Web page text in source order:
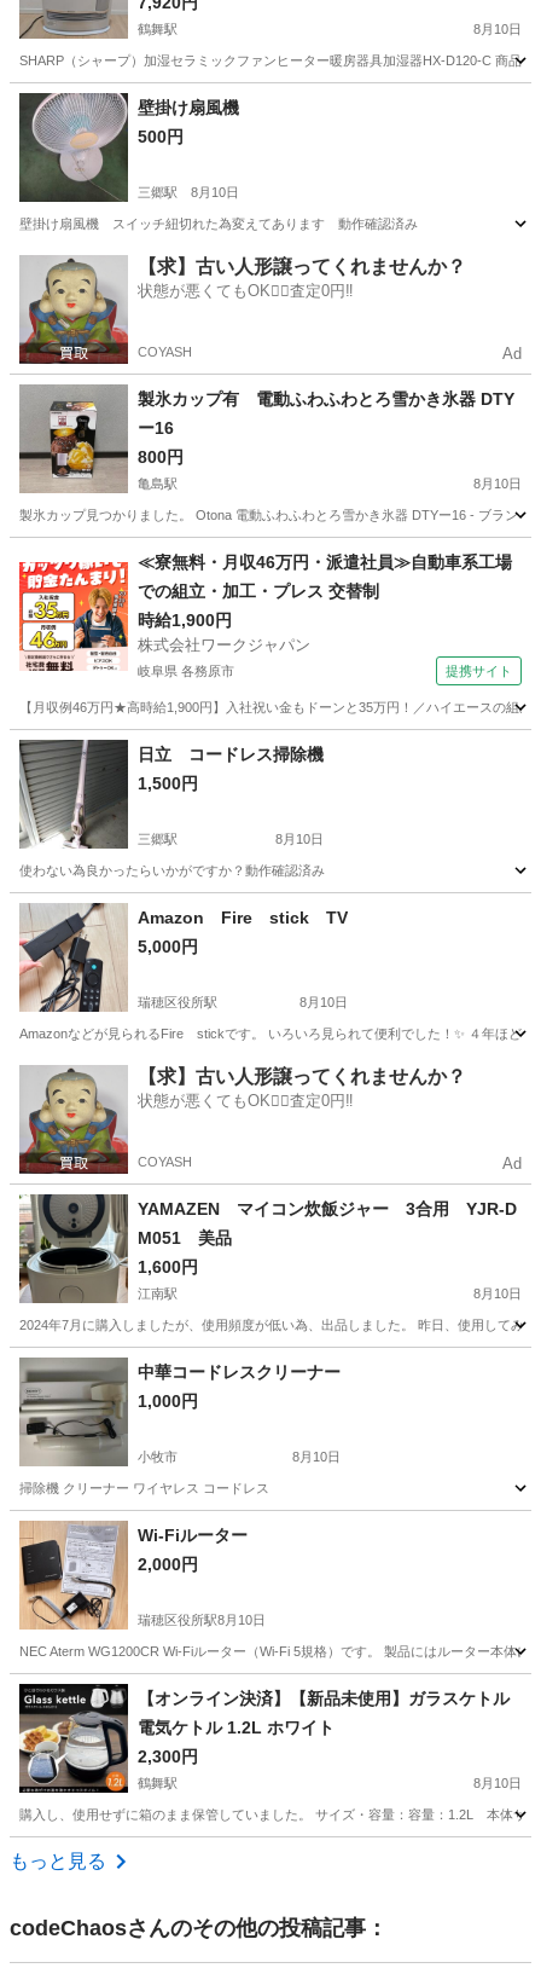
鶴舞駅 8月10日
SHARP（シャープ）加湿セラミックファンヒーター暖房器具加湿器HX-D120-C 商
愛知 名古屋市 鶴舞駅 季節、空調家電
セラミックファンヒーター
壁掛け扇風機
500円
三郷駅 8月10日
壁掛け扇風機 スイッチ紐切れた為変えてあります 動作確認済み
尾張旭市 三郷駅 季節、空調家電
【求】古い人形譲ってくれませんか？
状態が悪くてもOK🙆‍♀️査定0円‼️
COYASH Ad
製氷カップ有 電動ふわふわとろ雪かき氷器 DTY
ー16
800円
亀島駅 8月10日
製氷カップ見つかりました。 Otona 電動ふわふわとろ雪かき氷器 DTYー16 - ブラン
亀島駅 キッチン家電
≪寮無料・月収46万円・派遣社員≫自動車系工場
での組立・加工・プレス 交替制
時給1,900円
株式会社ワークジャパン
岐阜県 各務原市 提携サイト
【月収例46万円★高時給1,900円】入社祝い金もドーンと35万円！／ハイエースの組
岐阜 各務原市
日立 コードレス掃除機
1,500円
三郷駅 8月10日
使わない為良かったらいかがですか？動作確認済み
愛知 尾張旭市 Amazon Fire stick TV
5,000円
瑞穂区役所駅 8月10日
Amazonなどが見られるFire stickです。 いろいろ見られて便利でした！✨ ４年ほど
名古屋市 瑞穂区役所駅 テレビ
【求】古い人形譲ってくれませんか？
状態が悪くてもOK🙆‍♀️査定0円‼️
COYASH Ad
YAMAZEN マイコン炊飯ジャー 3合用 YJR-D
M051 美品
1,600円
江南駅 8月10日
2024年7月に購入しましたが、使用頻度が低い為、出品しました。 昨日、使用してみ
愛知 江南市 江南駅 生活家電 炊飯ジャー
中華コードレスクリーナー
1,000円
小牧市 8月10日
掃除機 クリーナー ワイヤレス コードレス
愛知 小牧市
Wi-Fiルーター
2,000円
瑞穂区役所駅8月10日
NEC Aterm WG1200CR Wi-Fiルーター（Wi-Fi 5規格）です。 製品にはルーター本体
愛知 名古屋市 瑞穂区役所駅 生活家電
【オンライン決済】【新品未使用】ガラスケトル
電気ケトル 1.2L ホワイト
2,300円
鶴舞駅 8月10日
購入し、使用せずに箱のまま保管していました。 サイズ・容量：容量：1.2L 本体
愛知 名古屋市
もっと見る
codeChaosさんのその他の投稿記事：